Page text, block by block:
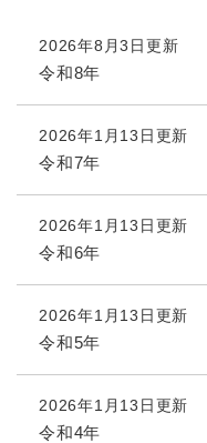
2026年8月3日更新
令和8年
2026年1月13日更新
令和7年
2026年1月13日更新
令和6年
2026年1月13日更新
令和5年
2026年1月13日更新
令和4年